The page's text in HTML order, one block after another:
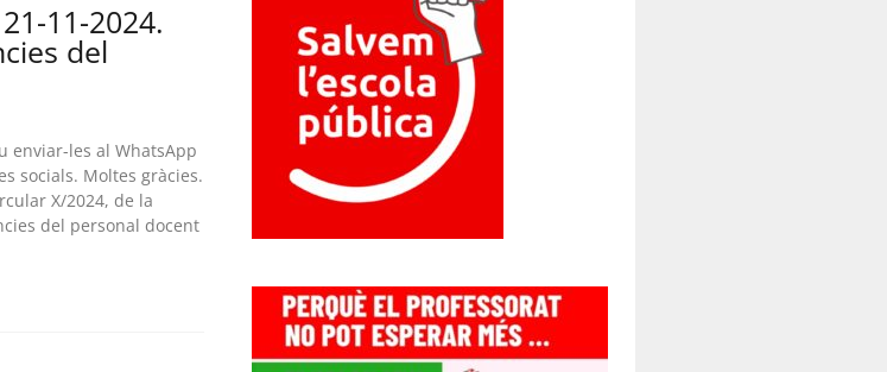
21-11-2024.
del
enviar-les al WhatsApp
socials. Moltes gràcies.
X/2024, de la
del personal docent